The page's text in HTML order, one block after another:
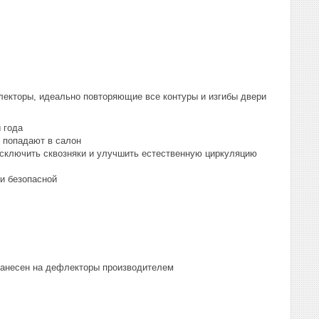
идеально повторяющие все контуры и изгибы двери
года
попадают в салон
сквозняки и улучшить естественную циркуляцию
безопасной
на дефлекторы производителем